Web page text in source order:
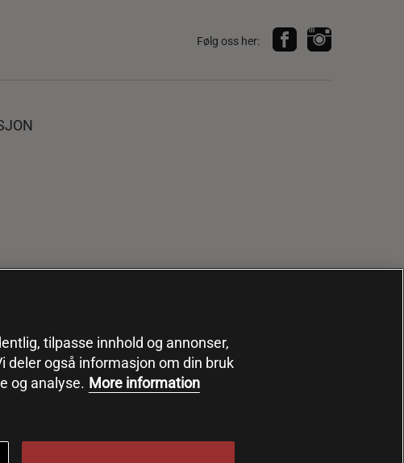
Følg oss her:
tilpasse innhold og annonser,
deler også informasjon om din bruk
og analyse. More information